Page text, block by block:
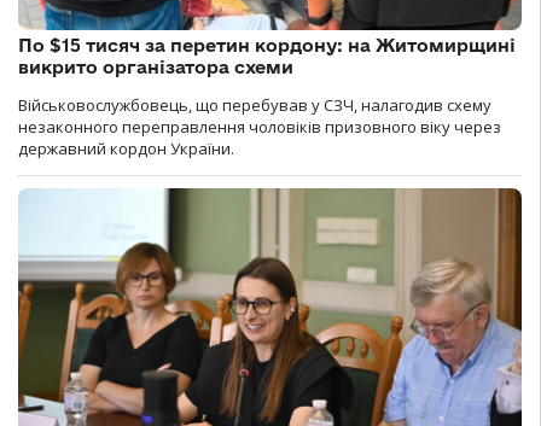
По $15 тисяч за перетин кордону: на Житомирщині
викрито організатора схеми
Військовослужбовець, що перебував у СЗЧ, налагодив схему
незаконного переправлення чоловіків призовного віку через
державний кордон України.